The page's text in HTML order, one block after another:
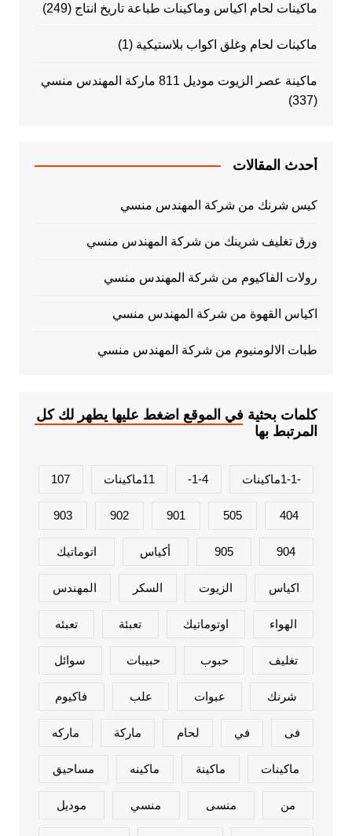
ماكينات لحام اكياس وماكينات طباعة تاريخ انتاج (249)
ماكينات لحام وغلق اكواب بلاستيكية (1)
ماكينة عصر الزيوت موديل 811 ماركة المهندس منسي
(337)
أحدث المقالات
كيس شرنك من شركة المهندس منسي
ورق تغليف شرينك من شركة المهندس منسي
رولات الفاكيوم من شركة المهندس منسي
اكياس القهوة من شركة المهندس منسي
طبات الالومنيوم من شركة المهندس منسي
كلمات بحثية في الموقع اضغط عليها يطهر لك كل
المرتبط بها
-1-1ماكينات 1-4- 11ماكينات 107
404
505
901
902
903
904
905 أكياس اتوماتيك
اكياس الزيوت السكر المهندس
الهواء اوتوماتيك تعبئة تعبئه
تغليف حبوب حبيبات سوائل
شرنك عبوات علب فاكيوم
فى في لحام ماركة ماركه
ماكينات ماكينة ماكينه مساحيق
من منسى منسي موديل